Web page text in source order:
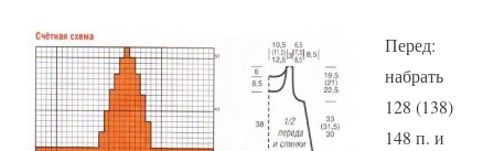
Перед:
набрать
128 (138)
148 п. и